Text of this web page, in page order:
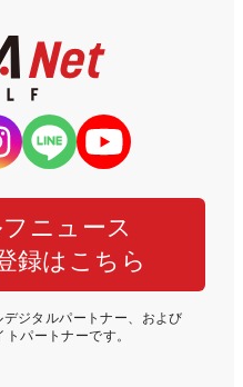
ニュース
録はこちら
ジタルパートナー、および
パートナーです。